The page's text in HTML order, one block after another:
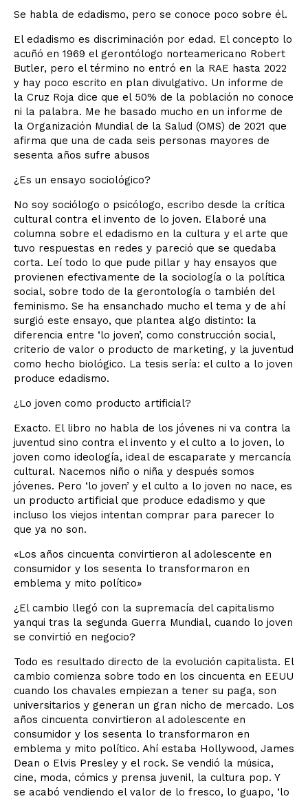
Se habla de edadismo, pero se conoce poco sobre él.
El edadismo es discriminación por edad. El concepto lo
acuñó en 1969 el gerontólogo norteamericano Robert
Butler, pero el término no entró en la RAE hasta 2022
y hay poco escrito en plan divulgativo. Un informe de
la Cruz Roja dice que el 50% de la población no conoce
ni la palabra. Me he basado mucho en un informe de
la Organización Mundial de la Salud (OMS) de 2021 que
afirma que una de cada seis personas mayores de
sesenta años sufre abusos
¿Es un ensayo sociológico?
No soy sociólogo o psicólogo, escribo desde la crítica
cultural contra el invento de lo joven. Elaboré una
columna sobre el edadismo en la cultura y el arte que
tuvo respuestas en redes y pareció que se quedaba
corta. Leí todo lo que pude pillar y hay ensayos que
provienen efectivamente de la sociología o la política
social, sobre todo de la gerontología o también del
feminismo. Se ha ensanchado mucho el tema y de ahí
surgió este ensayo, que plantea algo distinto: la
diferencia entre ‘lo joven’, como construcción social,
criterio de valor o producto de marketing, y la juventud
como hecho biológico. La tesis sería: el culto a lo joven
produce edadismo.
¿Lo joven como producto artificial?
Exacto. El libro no habla de los jóvenes ni va contra la
juventud sino contra el invento y el culto a lo joven, lo
joven como ideología, ideal de escaparate y mercancía
cultural. Nacemos niño o niña y después somos
jóvenes. Pero ‘lo joven’ y el culto a lo joven no nace, es
un producto artificial que produce edadismo y que
incluso los viejos intentan comprar para parecer lo
que ya no son.
«Los años cincuenta convirtieron al adolescente en
consumidor y los sesenta lo transformaron en
emblema y mito político»
¿El cambio llegó con la supremacía del capitalismo
yanqui tras la segunda Guerra Mundial, cuando lo joven
se convirtió en negocio?
Todo es resultado directo de la evolución capitalista. El
cambio comienza sobre todo en los cincuenta en EEUU
cuando los chavales empiezan a tener su paga, son
universitarios y generan un gran nicho de mercado. Los
años cincuenta convirtieron al adolescente en
consumidor y los sesenta lo transformaron en
emblema y mito político. Ahí estaba Hollywood, James
Dean o Elvis Presley y el rock. Se vendió la música,
cine, moda, cómics y prensa juvenil, la cultura pop. Y
se acabó vendiendo el valor de lo fresco, lo guapo, ‘lo